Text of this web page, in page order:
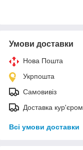
Умови доставки
Нова Пошта
Укрпошта
Самовивіз
Доставка кур'єром
Всі умови доставки